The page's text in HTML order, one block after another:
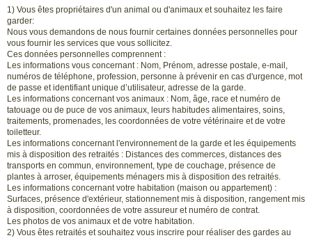
1) Vous êtes propriétaires d'un animal ou d'animaux et souhaitez les faire
garder:
Nous vous demandons de nous fournir certaines données personnelles pour
vous fournir les services que vous sollicitez.
Ces données personnelles comprennent :
Les informations vous concernant : Nom, Prénom, adresse postale, e-mail,
numéros de téléphone, profession, personne à prévenir en cas d'urgence, mot
de passe et identifiant unique d’utilisateur, adresse de la garde.
Les informations concernant vos animaux : Nom, âge, race et numéro de
tatouage ou de puce de vos animaux, leurs habitudes alimentaires, soins,
traitements, promenades, les coordonnées de votre vétérinaire et de votre
toiletteur.
Les informations concernant l'environnement de la garde et les équipements
mis à disposition des retraités : Distances des commerces, distances des
transports en commun, environnement, type de couchage, présence de
plantes à arroser, équipements ménagers mis à disposition des retraités.
Les informations concernant votre habitation (maison ou appartement) :
Surfaces, présence d'extérieur, stationnement mis à disposition, rangement mis
à disposition, coordonnées de votre assureur et numéro de contrat.
Les photos de vos animaux et de votre habitation.
2) Vous êtes retraités et souhaitez vous inscrire pour réaliser des gardes au